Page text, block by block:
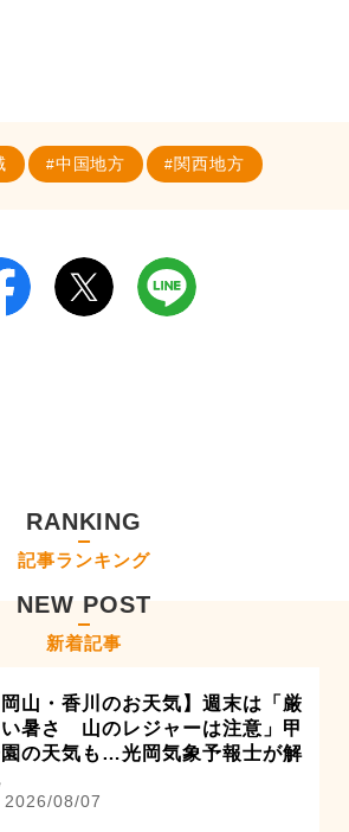
中国地方 関西地方
RANKING
記事ランキング
NEW POST
新着記事
岡山・香川のお天気】週末は「厳
い暑さ 山のレジャーは注意」甲
の天気も…光岡気象予報士が解
2026/08/07